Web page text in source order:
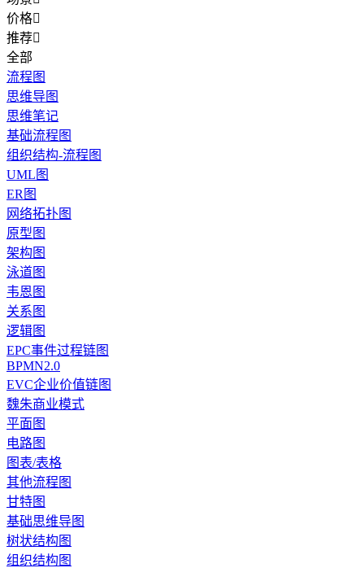
价格
推荐
全部
流程图
思维导图
思维笔记
基础流程图
组织结构-流程图
UML图
ER图
网络拓扑图
原型图
架构图
泳道图
韦恩图
关系图
逻辑图
EPC事件过程链图
BPMN2.0
EVC企业价值链图
魏朱商业模式
平面图
电路图
图表/表格
其他流程图
甘特图
基础思维导图
树状结构图
组织结构图